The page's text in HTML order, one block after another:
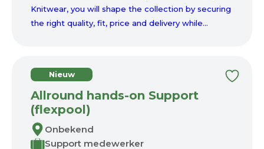
Knitwear, you will shape the collection by securing
the right quality, fit, price and delivery while...
Nieuw
Allround hands-on Support
(flexpool)
Onbekend
Support medewerker